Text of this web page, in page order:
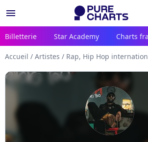
menu
Billetterie Star Academy Charts
Accueil / Artistes / Rap, Hip Hop